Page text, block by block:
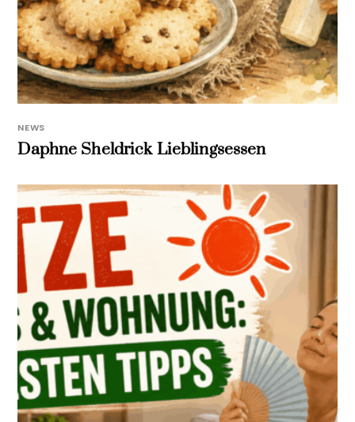
NEWS
Daphne Sheldrick Lieblingsessen